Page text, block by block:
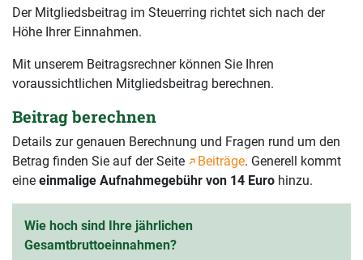
Der Mitgliedsbeitrag im Steuerring richtet sich nach der
Höhe Ihrer Einnahmen.
Mit unserem Beitragsrechner können Sie Ihren
voraussichtlichen Mitgliedsbeitrag berechnen.
Beitrag berechnen
Details zur genauen Berechnung und Fragen rund um den
Betrag finden Sie auf der Seite
Beiträge. Generell kommt
eine einmalige Aufnahmegebühr von 14 Euro hinzu.
Wie hoch sind Ihre jährlichen
Gesamtbruttoeinnahmen?